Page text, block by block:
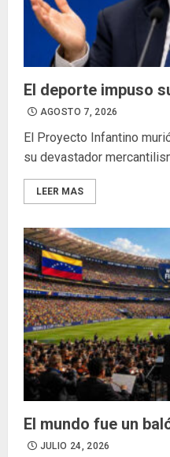
El deporte impuso
AGOSTO 7, 2026
El Proyecto Infantino
su devastador
LEER MAS
El mundo fue un
JULIO 24, 2026